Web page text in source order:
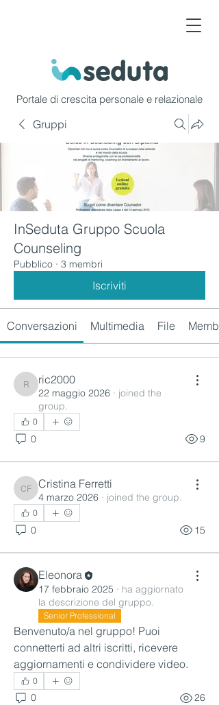
Portale di crescita personale e relazionale
Gruppi
InSeduta Gruppo Scuola
Counseling
Pubblico · 3 membri
Iscriviti
Conversazioni Multimedia File Membri
ric2000
ric2000
22 maggio 2026 · joined the
group.
0
0 9
Cristina Ferretti
Cristina Ferretti
4 marzo 2026 · joined the group.
0
0 15
Eleonora
17 febbraio 2025 · ha aggiornato
la descrizione del gruppo.
Senior Professional
Benvenuto/a nel gruppo! Puoi
connetterti ad altri iscritti, ricevere
aggiornamenti e condividere video.
0
0 26